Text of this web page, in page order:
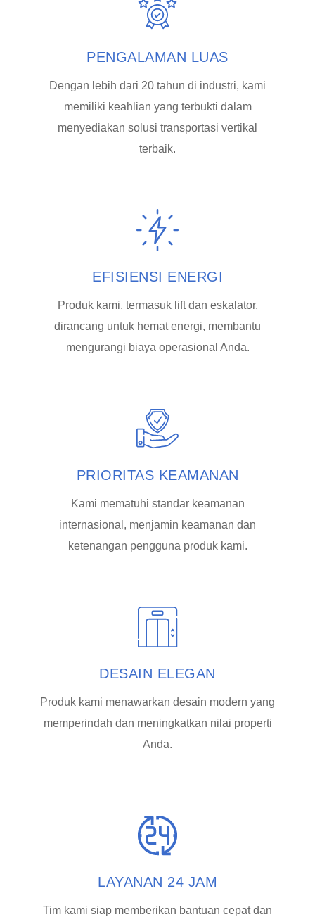
PENGALAMAN LUAS
Dengan lebih dari 20 tahun di industri, kami
memiliki keahlian yang terbukti dalam
menyediakan solusi transportasi vertikal
terbaik.
EFISIENSI ENERGI
Produk kami, termasuk lift dan eskalator,
dirancang untuk hemat energi, membantu
mengurangi biaya operasional Anda.
PRIORITAS KEAMANAN
Kami mematuhi standar keamanan
internasional, menjamin keamanan dan
ketenangan pengguna produk kami.
DESAIN ELEGAN
Produk kami menawarkan desain modern yang
memperindah dan meningkatkan nilai properti
Anda.
LAYANAN 24 JAM
Tim kami siap memberikan bantuan cepat dan